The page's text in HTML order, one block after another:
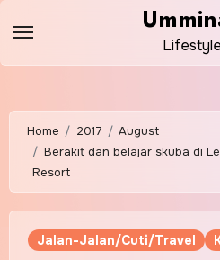
content
Home 2017
August
Berakit dan belajar skuba di
Resort
Jalan-Jalan/Cuti/Travel